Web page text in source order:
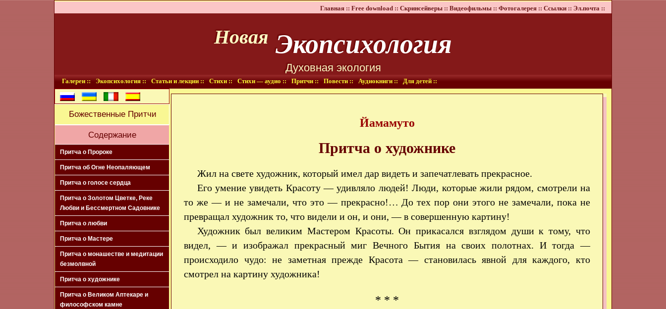
Главная :: Free download :: Скринсейверы :: Видеофильмы :: Фотогалерея :: Ссылки :: Эл.почта ::
Новая Экопсихология
Духовная экология
Галереи :: Экопсихология :: Статьи и лекции :: Стихи :: Стихи — аудио :: Притчи :: Повести :: Аудиокниги :: Для детей ::
Божественные Притчи
Содержание
Притча о Пророке
Притча об Огне Неопаляющем
Притча о голосе сердца
Притча о Золотом Цветке, Реке
Любви и Бессмертном Садовнике
Притча о любви
Притча о Мастере
Притча о монашестве и медитации
безмолвной
Притча о художнике
Притча о Великом Аптекаре и
философском камне
Йамамуто
Притча о художнике
Жил на свете художник, который имел дар видеть и запечатлевать прекрасное.
Его умение увидеть Красоту — удивляло людей! Люди, которые жили рядом, смотрели на
то же — и не замечали, что это — прекрасно!… До тех пор они этого не замечали, пока не
превращал художник то, что видели и он, и они, — в совершенную картину!
Художник был великим Мастером Красоты. Он прикасался взглядом души к тому, что
видел, — и изображал прекрасный миг Вечного Бытия на своих полотнах. И тогда —
происходило чудо: не заметная прежде Красота — становилась явной для каждого, кто
смотрел на картину художника!
* * *